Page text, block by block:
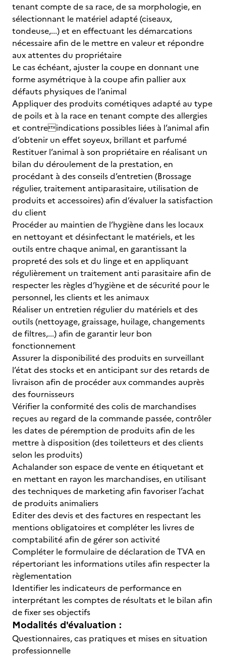
tenant compte de sa race, de sa morphologie, en
sélectionnant le matériel adapté (ciseaux,
tondeuse,...) et en effectuant les démarcations
nécessaire afin de le mettre en valeur et répondre
aux attentes du propriétaire
Le cas échéant, ajuster la coupe en donnant une
forme asymétrique à la coupe afin pallier aux
défauts physiques de l’animal
Appliquer des produits cométiques adapté au type
de poils et à la race en tenant compte des allergies
et contreindications possibles liées à l’animal afin
d’obtenir un effet soyeux, brillant et parfumé
Restituer l’animal à son propriétaire en réalisant un
bilan du déroulement de la prestation, en
procédant à des conseils d’entretien (Brossage
régulier, traitement antiparasitaire, utilisation de
produits et accessoires) afin d’évaluer la satisfaction
du client
Procéder au maintien de l’hygiène dans les locaux
en nettoyant et désinfectant le matériels, et les
outils entre chaque animal, en garantissant la
propreté des sols et du linge et en appliquant
régulièrement un traitement anti parasitaire afin de
respecter les règles d’hygiène et de sécurité pour le
personnel, les clients et les animaux
Réaliser un entretien régulier du matériels et des
outils (nettoyage, graissage, huilage, changements
de filtres,...) afin de garantir leur bon
fonctionnement
Assurer la disponibilité des produits en surveillant
l’état des stocks et en anticipant sur des retards de
livraison afin de procéder aux commandes auprès
des fournisseurs
Vérifier la conformité des colis de marchandises
reçues au regard de la commande passée, contrôler
les dates de péremption de produits afin de les
mettre à disposition (des toiletteurs et des clients
selon les produits)
Achalander son espace de vente en étiquetant et
en mettant en rayon les marchandises, en utilisant
des techniques de marketing afin favoriser l’achat
de produits animaliers
Editer des devis et des factures en respectant les
mentions obligatoires et compléter les livres de
comptabilité afin de gérer son activité
Compléter le formulaire de déclaration de TVA en
répertoriant les informations utiles afin respecter la
règlementation
Identifier les indicateurs de performance en
interprétant les comptes de résultats et le bilan afin
de fixer ses objectifs
Modalités d'évaluation :
Questionnaires, cas pratiques et mises en situation
professionnelle